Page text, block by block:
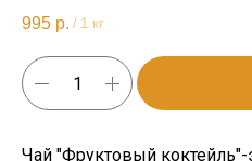
995 р. / 1 кг
Чай "Фруктовый